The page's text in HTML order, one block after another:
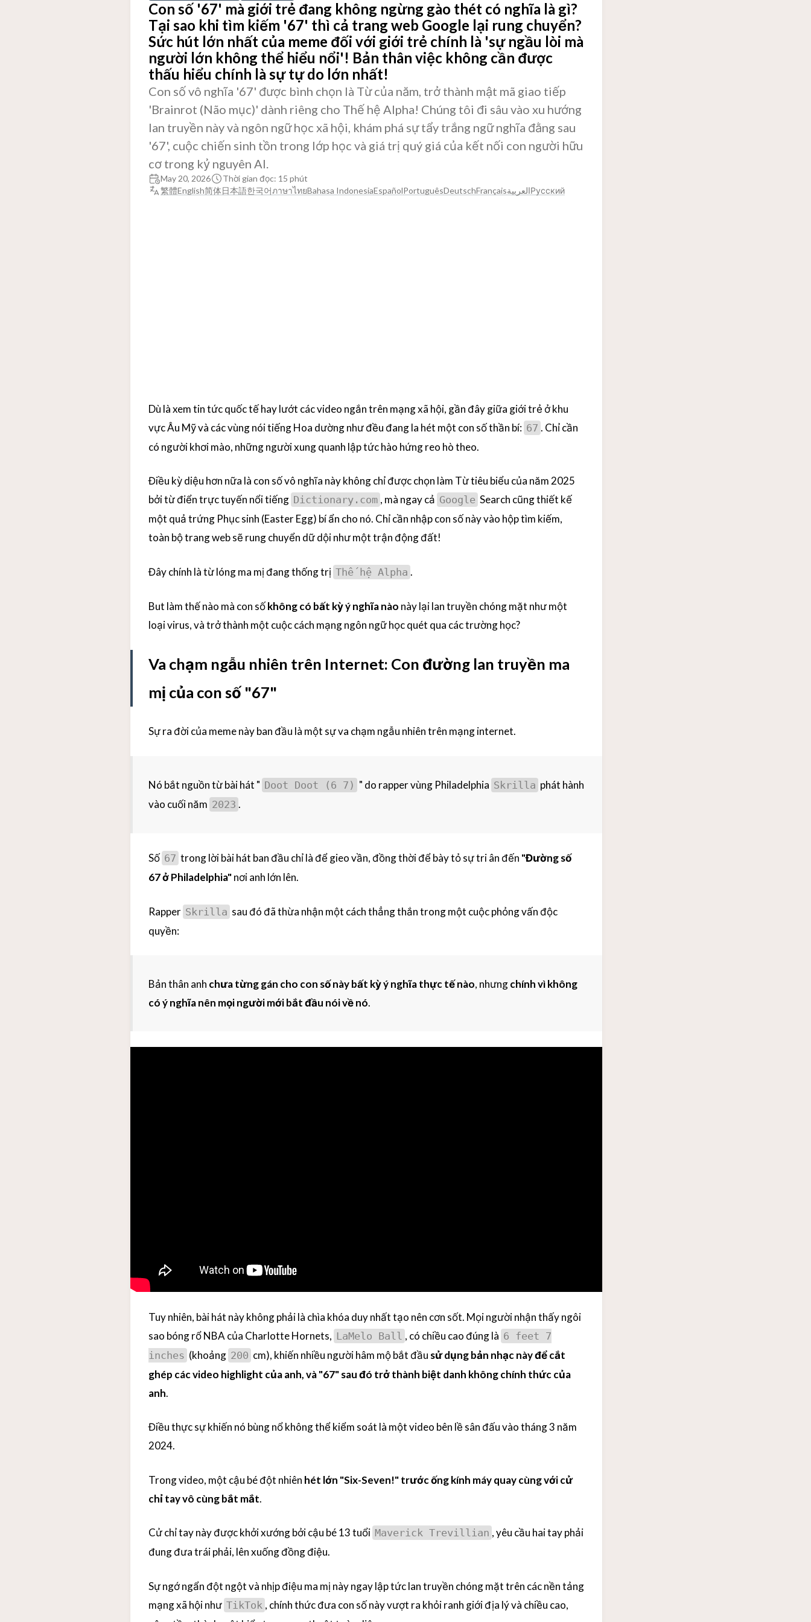
Con số '67' mà giới trẻ đang không ngừng gào thét có nghĩa là gì?
Tại sao khi tìm kiếm '67' thì cả trang web Google lại rung chuyển?
Sức hút lớn nhất của meme đối với giới trẻ chính là 'sự ngầu lòi mà
người lớn không thể hiểu nổi'! Bản thân việc không cần được
thấu hiểu chính là sự tự do lớn nhất!
Con số vô nghĩa '67' được bình chọn là Từ của năm, trở thành mật mã giao tiếp
'Brainrot (Não mục)' dành riêng cho Thế hệ Alpha! Chúng tôi đi sâu vào xu hướng
lan truyền này và ngôn ngữ học xã hội, khám phá sự tẩy trắng ngữ nghĩa đằng sau
'67', cuộc chiến sinh tồn trong lớp học và giá trị quý giá của kết nối con người hữu
cơ trong kỷ nguyên AI.
May 20, 2026
Thời gian đọc: 15 phút
繁體English简体日本語한국어ภาษาไทยBahasa IndonesiaEspañolPortuguêsDeutschFrançaisالعربيةРусский
Dù là xem tin tức quốc tế hay lướt các video ngắn trên mạng xã hội, gần đây giữa giới trẻ ở khu
vực Âu Mỹ và các vùng nói tiếng Hoa dường như đều đang la hét một con số thần bí: 67 . Chỉ cần
có người khơi mào, những người xung quanh lập tức hào hứng reo hò theo.
Điều kỳ diệu hơn nữa là con số vô nghĩa này không chỉ được chọn làm Từ tiêu biểu của năm 2025
bởi từ điển trực tuyến nổi tiếng Dictionary.com , mà ngay cả Google Search cũng thiết kế
một quả trứng Phục sinh (Easter Egg) bí ẩn cho nó. Chỉ cần nhập con số này vào hộp tìm kiếm,
toàn bộ trang web sẽ rung chuyển dữ dội như một trận động đất!
Đây chính là từ lóng ma mị đang thống trị Thế hệ Alpha .
But làm thế nào mà con sốkhông có bất kỳ ý nghĩa nào này lại lan truyền chóng mặt như một
loại virus, và trở thành một cuộc cách mạng ngôn ngữ học quét qua các trường học?
Va chạm ngẫu nhiên trên Internet: Con đường lan truyền ma
mị của con số "67"
Sự ra đời của meme này ban đầu là một sự va chạm ngẫu nhiên trên mạng internet.
Nó bắt nguồn từ bài hát " Doot Doot (6 7) " do rapper vùng Philadelphia Skrilla phát hành
vào cuối năm 2023 .
Số 67 trong lời bài hát ban đầu chỉ là để gieo vần, đồng thời để bày tỏ sự tri ân đến "Đường số
67 ở Philadelphia"nơi anh lớn lên.
Rapper Skrilla sau đó đã thừa nhận một cách thẳng thắn trong một cuộc phỏng vấn độc
quyền:
Bản thân anh chưa từng gán cho con số này bất kỳ ý nghĩa thực tế nào, nhưngchính vì không
có ý nghĩa nên mọi người mới bắt đầu nói về nó.
Tuy nhiên, bài hát này không phải là chìa khóa duy nhất tạo nên cơn sốt. Mọi người nhận thấy ngôi
sao bóng rổ NBA của Charlotte Hornets, LaMelo Ball , có chiều cao đúng là 6 feet 7
inches (khoảng 200 cm), khiến nhiều người hâm mộ bắt đầu sử dụng bản nhạc này để cắt
ghép các video highlight của anh, và "67" sau đó trở thành biệt danh không chính thức của
anh.
Điều thực sự khiến nó bùng nổ không thể kiểm soát là một video bên lề sân đấu vào tháng 3 năm
2024.
Trong video, một cậu bé đột nhiên hét lớn "Six-Seven!" trước ống kính máy quay cùng với cử
chỉ tay vô cùng bắt mắt.
Cử chỉ tay này được khởi xướng bởi cậu bé 13 tuổi Maverick Trevillian , yêu cầu hai tay phải
đung đưa trái phải, lên xuống đồng điệu.
Sự ngớ ngẩn đột ngột và nhịp điệu ma mị này ngay lập tức lan truyền chóng mặt trên các nền tảng
mạng xã hội như TikTok , chính thức đưa con số này vượt ra khỏi ranh giới địa lý và chiều cao,